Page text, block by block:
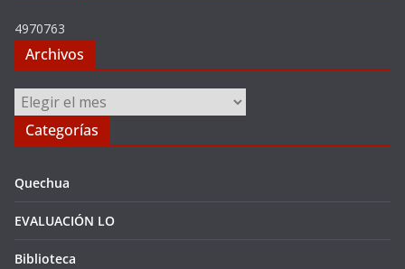
4970763
Archivos
Archivos
Categorías
Quechua
EVALUACIÓN LO
Biblioteca